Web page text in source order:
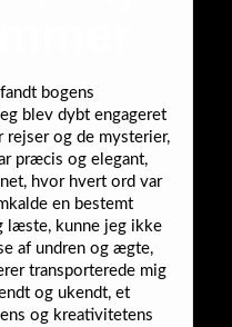
bogens
blev dybt engageret
og de mysterier,
præcis og elegant,
hvor hvert ord var
en bestemt
læste, kunne jeg ikke
af undren og ægte,
transporterede mig
og ukendt, et
og kreativitetens